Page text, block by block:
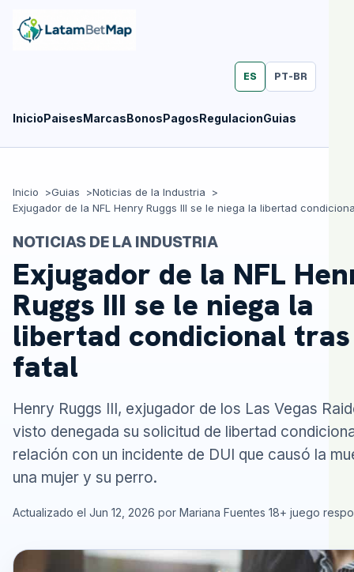
InicioPaisesMarcasBonosPagosRegulacionGuias
ES PT-BR
Inicio Guias
Noticias de la Industria
Exjugador de la NFL Henry Ruggs III se le niega la libertad
NOTICIAS DE LA INDUSTRIA
Exjugador de la NFL
Ruggs III se le niega la
libertad condicional tras
fatal
Henry Ruggs III, exjugador de los Las Vegas
visto denegada su solicitud de libertad
relación con un incidente de DUI que causó la
una mujer y su perro.
Actualizado el Jun 12, 2026 por Mariana Fuentes 18+ juego